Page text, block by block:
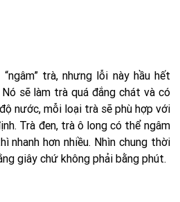
trà, nhưng lỗi này hầu hết
sẽ làm trà quá đắng chát và có
nước, mỗi loại trà sẽ phù hợp với
Trà đen, trà ô long có thể ngâm
nhanh hơn nhiều. Nhìn chung thời
giây chứ không phải bằng phút.